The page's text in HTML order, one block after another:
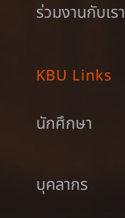
ร่วมงานกับเรา
KBU Links
นักศึกษา
บุคลากร